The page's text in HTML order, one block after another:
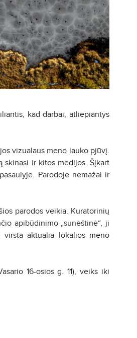
kad darbai, atliepiantys
vizualaus meno lauko pjūvį.
skinasi ir kitos medijos. Šįkart
Parodoje nemažai ir
parodos veikia. Kuratorinių
apibūdinimo „suneštinė“, ji
aktualia lokalios meno
16-osios g. 11), veiks iki